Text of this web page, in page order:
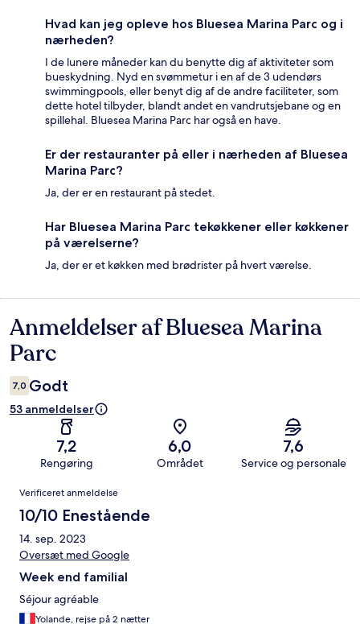
Hvad kan jeg opleve hos Bluesea Marina Parc og i
nærheden?
I de lunere måneder kan du benytte dig af aktiviteter som
bueskydning. Nyd en svømmetur i en af de 3 udendørs
swimmingpools, eller benyt dig af de andre faciliteter, som
dette hotel tilbyder, blandt andet en vandrutsjebane og en
spillehal. Bluesea Marina Parc har også en have.
Er der restauranter på eller i nærheden af Bluesea
Marina Parc?
Ja, der er en restaurant på stedet.
Har Bluesea Marina Parc tekøkkener eller køkkener
på værelserne?
Ja, der er et køkken med brødrister på hvert værelse.
Anmeldelser
Anmeldelser af Bluesea Marina
Parc
7,0 Godt
53 anmeldelser
7,2
Rengøring
6,0
Området
7,6
Service og personale
Anmeldelser
Verificeret anmeldelse
10/10 Enestående
14. sep. 2023
Oversæt med Google
Week end familial
Séjour agréable
Yolande, rejse på 2 nætter